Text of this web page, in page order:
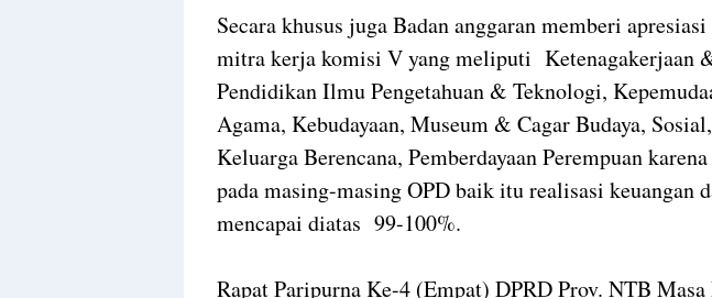
Secara khusus juga Badan anggaran memberi
mitra kerja komisi V yang meliputi Ketenagakerjaan
Pendidikan Ilmu Pengetahuan & Teknologi,
Agama, Kebudayaan, Museum & Cagar Budaya,
Keluarga Berencana, Pemberdayaan Perempuan
pada masing-masing OPD baik itu realisasi keuangan
mencapai diatas 99-100%.
Rapat Paripurna Ke-4 (Empat) DPRD Prov. NTB